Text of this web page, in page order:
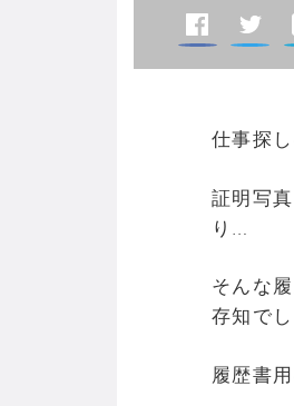
仕事探
証明写
り…
そんな
存知で
履歴書